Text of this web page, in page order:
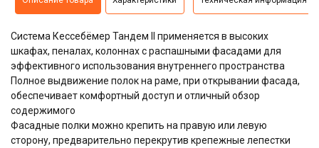
Система Кессебёмер Тандем II применяется в высоких
шкафах, пеналах, колоннах с распашными фасадами для
эффективного использования внутреннего пространства
Полное выдвижение полок на раме, при открывании фасада,
обеспечивает комфортный доступ и отличный обзор
содержимого
Фасадные полки можно крепить на правую или левую
сторону, предварительно перекрутив крепежные лепестки